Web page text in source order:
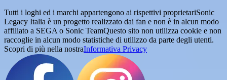
Tutti i loghi ed i marchi appartengono ai rispettivi proprietariSonic
Legacy Italia è un progetto realizzato dai fan e non è in alcun modo
affiliato a SEGA o Sonic TeamQuesto sito non utilizza cookie e non
raccoglie in alcun modo statistiche di utilizzo da parte degli utenti.
Scopri di più nella nostraInformativa Privacy